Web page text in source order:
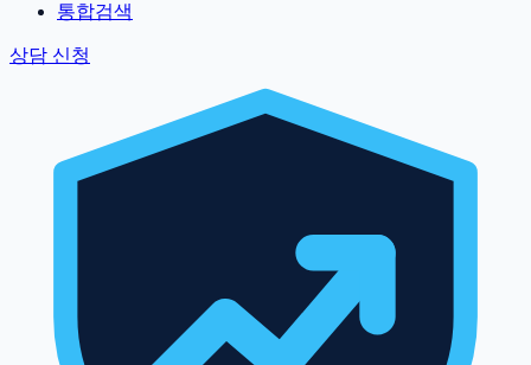
통합검색
상담 신청